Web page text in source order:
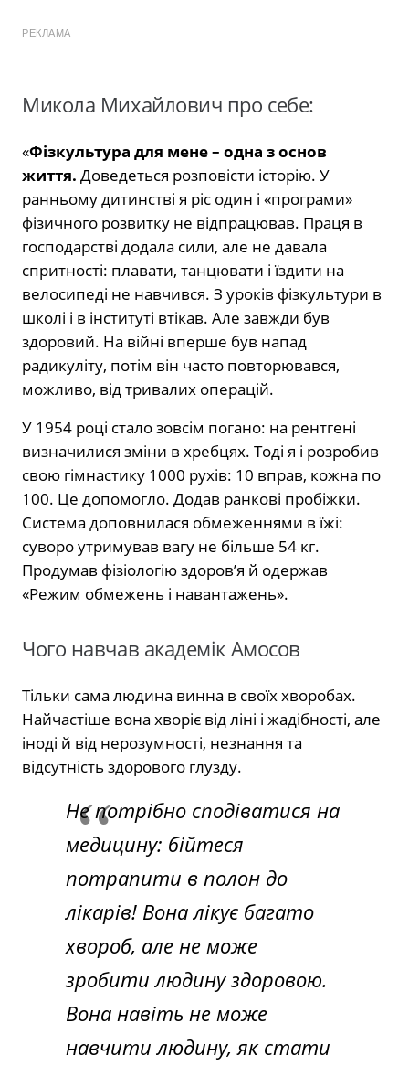
РЕКЛАМА
Микола Михайлович про себе:
«Фізкультура для мене – одна з основ
життя. Доведеться розповісти історію. У
ранньому дитинстві я ріс один і «програми»
фiзичного розвитку не відпрацював. Праця в
господарствi додала сили, але не давала
спритності: плавати, танцювати і їздити на
велосипеді не навчився. З уроків фізкультури в
школі і в інституті втікав. Але завжди був
здоровий. На війні вперше був напад
радикуліту, потім він часто повторювався,
можливо, від тривалих операцій.
У 1954 році стало зовсім погано: на рентгені
визначилися зміни в хребцях. Тоді я і розробив
свою гімнастику 1000 рухiв: 10 вправ, кожна по
100. Це допомогло. Додав ранкові пробіжки.
Система доповнилася обмеженнями в їжі:
суворо утримував вагу не більше 54 кг.
Продумав фізіологію здоров’я й одержав
«Режим обмежень і навантажень».
Чого навчав академік Амосов
Тільки сама людина винна в своїх хворобах.
Найчастіше вона хворіє від ліні і жадібності, але
іноді й від нерозумності, незнання та
відсутність здорового глузду.
Не потрібно сподіватися на
медицину: бійтеся
потрапити в полон до
лікарів! Вона лікує багато
хвороб, але не може
зробити людину здоровою.
Вона навіть не може
навчити людину, як стати